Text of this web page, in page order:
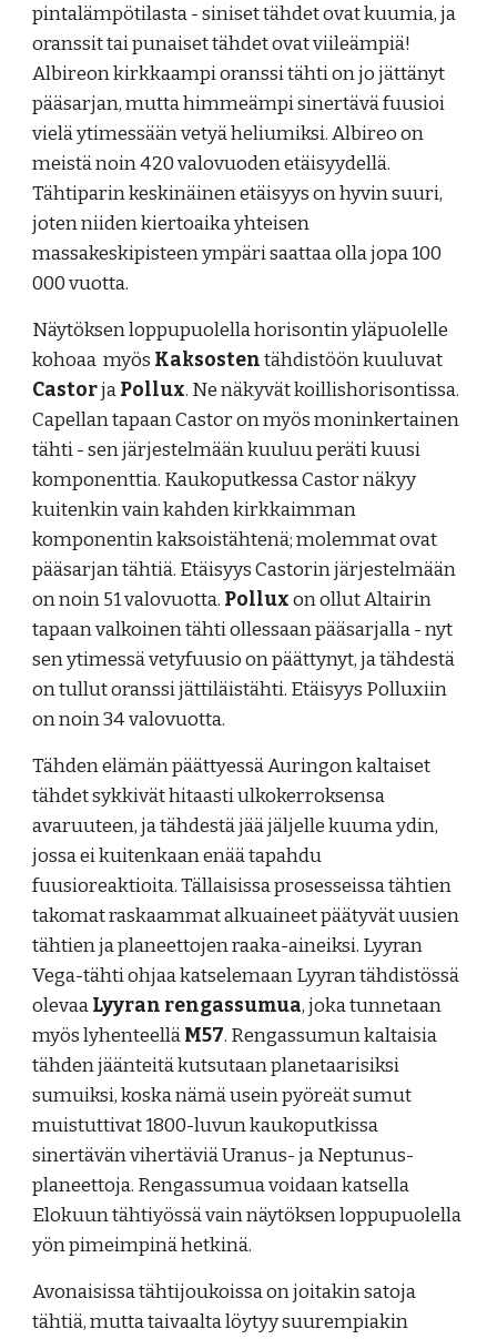
pintalämpötilasta - siniset tähdet ovat kuumia, ja
oranssit tai punaiset tähdet ovat viileämpiä!
Albireon kirkkaampi oranssi tähti on jo jättänyt
pääsarjan, mutta himmeämpi sinertävä fuusioi
vielä ytimessään vetyä heliumiksi. Albireo on
meistä noin 420 valovuoden etäisyydellä.
Tähtiparin keskinäinen etäisyys on hyvin suuri,
joten niiden kiertoaika yhteisen
massakeskipisteen ympäri saattaa olla jopa 100
000 vuotta.
Näytöksen loppupuolella horisontin yläpuolelle
kohoaa myös Kaksostentähdistöön kuuluvat
CastorjaPollux. Ne näkyvät koillishorisontissa.
Capellan tapaan Castor on myösmoninkertainen
tähti - sen järjestelmään kuuluu peräti kuusi
komponenttia. Kaukoputkessa Castor näkyy
kuitenkin vain kahden kirkkaimman
komponentin kaksoistähtenä; molemmat ovat
pääsarjan tähtiä. Etäisyys Castorin järjestelmään
on noin 51 valovuotta. Polluxon ollut Altairin
tapaan valkoinen tähti ollessaan pääsarjalla - nyt
sen ytimessä vetyfuusio on päättynyt, ja tähdestä
on tullut oranssi jättiläistähti. Etäisyys Polluxiin
on noin 34 valovuotta.
Tähden elämän päättyessä Auringon kaltaiset
tähdet sykkivät hitaasti ulkokerroksensa
avaruuteen, ja tähdestä jää jäljelle kuuma ydin,
jossa ei kuitenkaan enää tapahdu
fuusioreaktioita. Tällaisissa prosesseissa tähtien
takomat raskaammat alkuaineet päätyvät uusien
tähtien ja planeettojen raaka-aineiksi. Lyyran
Vega-tähti ohjaa katselemaan Lyyran tähdistössä
olevaaLyyran rengassumua,joka tunnetaan
myös lyhenteelläM57. Rengassumun kaltaisia
tähden jäänteitä kutsutaan planetaarisiksi
sumuiksi, koska nämä usein pyöreät sumut
muistuttivat 1800-luvun kaukoputkissa
sinertävän vihertäviä Uranus- ja Neptunus-
planeettoja. Rengassumua voidaan katsella
Elokuun tähtiyössä vain näytöksen loppupuolella
yön pimeimpinä hetkinä.
Avonaisissa tähtijoukoissa on joitakin satoja
tähtiä, mutta taivaalta löytyy suurempiakin